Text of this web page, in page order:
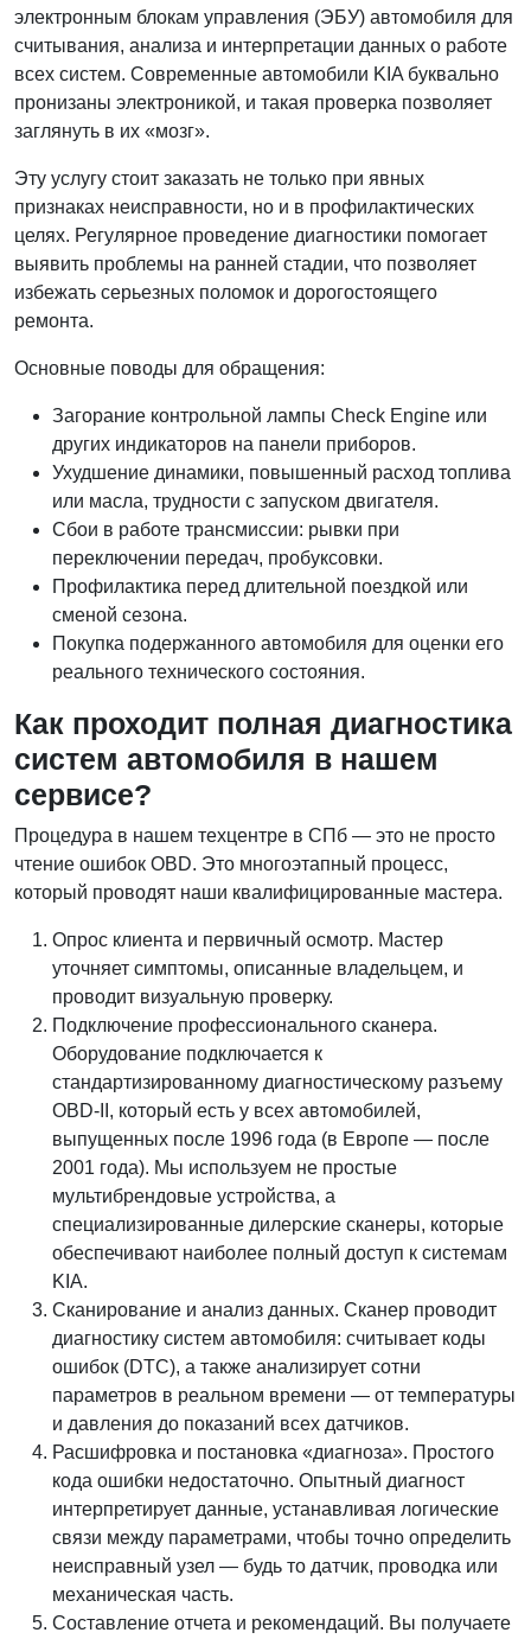
электронным блокам управления (ЭБУ) автомобиля для
считывания, анализа и интерпретации данных о работе
всех систем. Современные автомобили KIA буквально
пронизаны электроникой, и такая проверка позволяет
заглянуть в их «мозг».
Эту услугу стоит заказать не только при явных
признаках неисправности, но и в профилактических
целях. Регулярное проведение диагностики помогает
выявить проблемы на ранней стадии, что позволяет
избежать серьезных поломок и дорогостоящего
ремонта.
Основные поводы для обращения:
Загорание контрольной лампы Check Engine или
других индикаторов на панели приборов.
Ухудшение динамики, повышенный расход топлива
или масла, трудности с запуском двигателя.
Сбои в работе трансмиссии: рывки при
переключении передач, пробуксовки.
Профилактика перед длительной поездкой или
сменой сезона.
Покупка подержанного автомобиля для оценки его
реального технического состояния.
Как проходит полная диагностика
систем автомобиля в нашем
сервисе?
Процедура в нашем техцентре в СПб — это не просто
чтение ошибок OBD. Это многоэтапный процесс,
который проводят наши квалифицированные мастера.
Опрос клиента и первичный осмотр. Мастер
уточняет симптомы, описанные владельцем, и
проводит визуальную проверку.
Подключение профессионального сканера.
Оборудование подключается к
стандартизированному диагностическому разъему
OBD-II, который есть у всех автомобилей,
выпущенных после 1996 года (в Европе — после
2001 года). Мы используем не простые
мультибрендовые устройства, а
специализированные дилерские сканеры, которые
обеспечивают наиболее полный доступ к системам
KIA.
Сканирование и анализ данных. Сканер проводит
диагностику систем автомобиля: считывает коды
ошибок (DTC), а также анализирует сотни
параметров в реальном времени — от температуры
и давления до показаний всех датчиков.
Расшифровка и постановка «диагноза». Простого
кода ошибки недостаточно. Опытный диагност
интерпретирует данные, устанавливая логические
связи между параметрами, чтобы точно определить
неисправный узел — будь то датчик, проводка или
механическая часть.
Составление отчета и рекомендаций. Вы получаете